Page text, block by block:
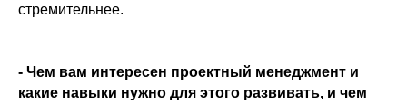
стремительнее.
- Чем вам интересен проектный менеджмент и
какие навыки нужно для этого развивать, и чем